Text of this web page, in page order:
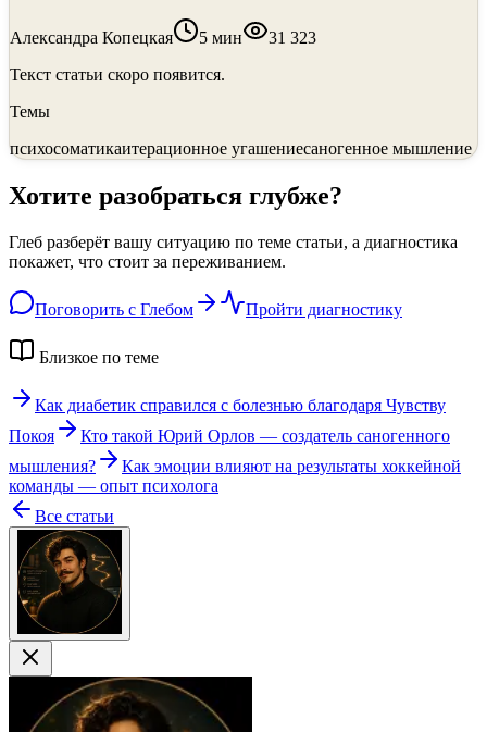
Александра Копецкая 5 мин
31 323
Текст статьи скоро появится.
Темы
психосоматикаитерационное угашениесаногенное мышление
Хотите разобраться глубже?
Глеб разберёт вашу ситуацию по теме статьи, а диагностика
покажет, что стоит за переживанием.
Поговорить с Глебом Пройти диагностику
Близкое по теме
Как диабетик справился с болезнью благодаря Чувству
Покоя
Кто такой Юрий Орлов — создатель саногенного
мышления?
Как эмоции влияют на результаты хоккейной
команды — опыт психолога
Все статьи